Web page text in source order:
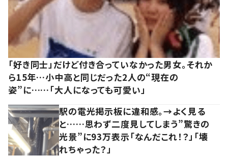
「好き同士」だけど付き合っていなかった男女。それか
ら15年…小中高と同じだった2人の“現在の
姿”に……「大人になっても可愛い」
駅の電光掲示板に違和感。→よく見る
と……思わず二度見してしまう”驚きの
光景”に93万表示「なんだこれ！？」「壊
れちゃった？」